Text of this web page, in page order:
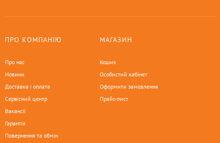
ПРО КОМПАНІЮ
Про нас
Новини
Доставка і оплата
Сервісний центр
Вакансії
Гарантія
Повернення та обмін
МАГАЗИН
Кошик
Особистий кабінет
Оформити замовлення
Прайс-лист